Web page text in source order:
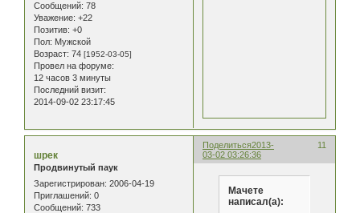
Сообщений: 78
Уважение: +22
Позитив: +0
Пол: Мужской
Возраст: 74 [1952-03-05]
Провел на форуме:
12 часов 3 минуты
Последний визит:
2014-09-02 23:17:45
Поделиться 11
2013-
03-02 03:26:36
шрек
Продвинутый паук
Зарегистрирован: 2006-04-19
Приглашений: 0
Сообщений: 733
Мачете
написал(а):